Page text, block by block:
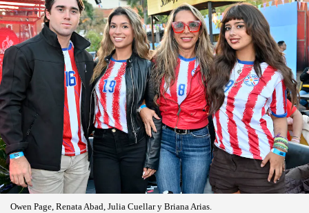
Owen Page, Renata Abad, Julia Cuellar y Briana Arias.